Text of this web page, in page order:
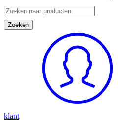
Zoeken
klant